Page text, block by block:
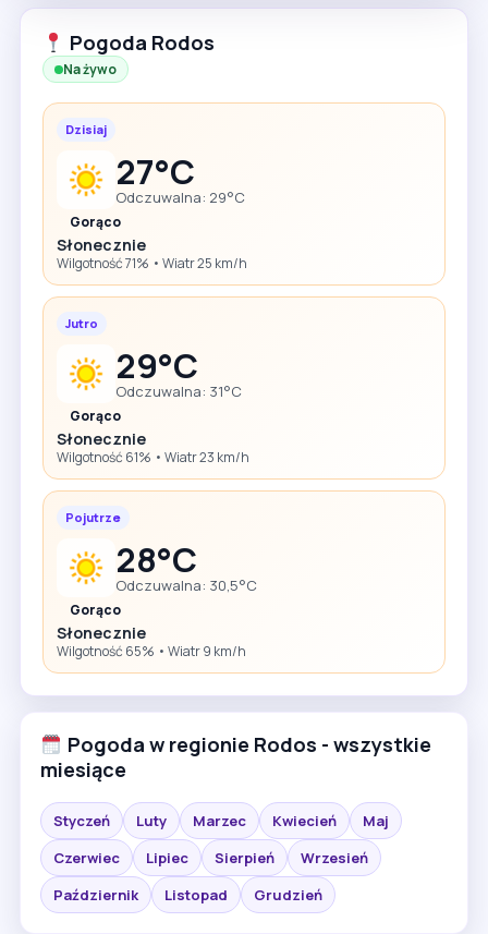
Pogoda Rodos
Na żywo
Dzisiaj
27°C
Odczuwalna: 29°C
Gorąco
Słonecznie
Wilgotność 71% • Wiatr 25 km/h
Jutro
29°C
Odczuwalna: 31°C
Gorąco
Słonecznie
Wilgotność 61% • Wiatr 23 km/h
Pojutrze
28°C
Odczuwalna: 30,5°C
Gorąco
Słonecznie
Wilgotność 65% • Wiatr 9 km/h
Pogoda w regionie Rodos - wszystkie
miesiące
Styczeń Luty Marzec Kwiecień
Maj
Czerwiec
Lipiec Sierpień
Wrzesień
Październik
Listopad Grudzień